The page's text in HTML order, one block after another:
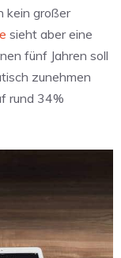
kein großer
sieht aber eine
fünf Jahren soll
zunehmen
rund 34%